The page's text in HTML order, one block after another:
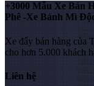
+3000 Mẫu Xe Bán
Phê -Xe Bánh Mì
Xe đẩy bán hàng của
cho hơn 5.000 khách
Liên hệ